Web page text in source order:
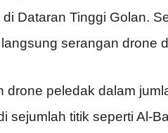
Dataran Tinggi Golan.
serangan drone
drone peledak dalam
sejumlah titik seperti Al-